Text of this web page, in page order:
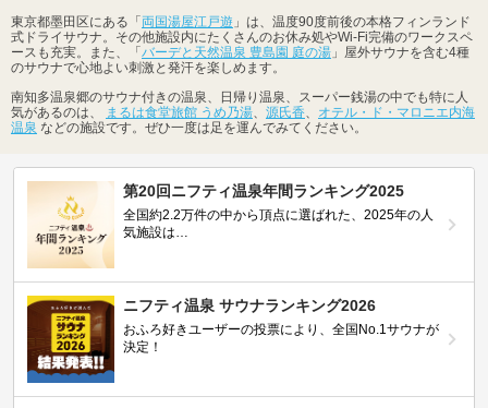
東京都墨田区にある「両国湯屋江戸遊 」は、温度90度前後の本格フィンランド
式ドライサウナ。その他施設内にたくさんのお休み処やWi-Fi完備のワークスペ
ースも充実。また、「バーデと天然温泉 豊島園 庭の湯 」屋外サウナを含む4種
のサウナで心地よい刺激と発汗を楽しめます。
南知多温泉郷のサウナ付きの温泉、日帰り温泉、スーパー銭湯の中でも特に人
気があるのは、
まるは食堂旅館 うめ乃湯 源氏香
オテル・ド・マロニエ内海
温泉 などの施設です。ぜひ一度は足を運んでみてください。
第20回ニフティ温泉年間ランキング2025
全国約2.2万件の中から頂点に選ばれた、2025年の人
気施設は…
ニフティ温泉 サウナランキング2026
おふろ好きユーザーの投票により、全国No.1サウナが
決定！